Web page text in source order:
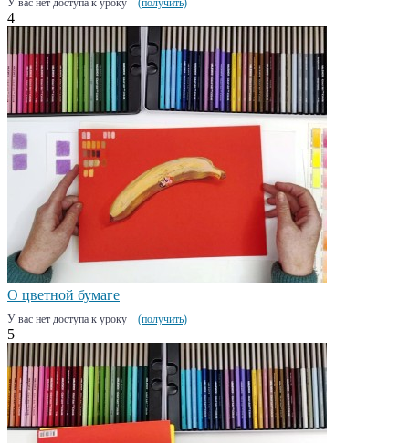
4
О цветной бумаге
У вас нет доступа к уроку (получить)
5